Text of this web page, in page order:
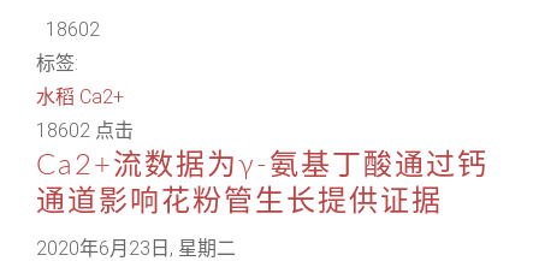
18602
标签:
水稻 Ca2+
18602 点击
Ca2+流数据为γ-氨基丁酸通过钙
通道影响花粉管生长提供证据
2020年6月23日, 星期二